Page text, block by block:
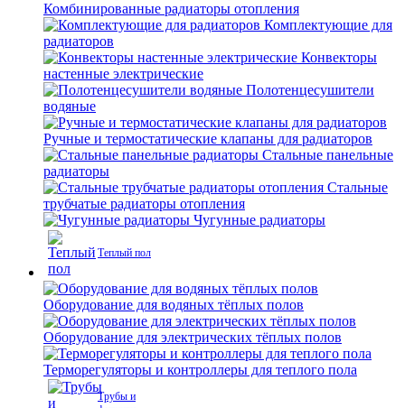
Комбинированные радиаторы отопления
Комплектующие для
радиаторов
Конвекторы
настенные электрические
Полотенцесушители
водяные
Ручные и термостатические клапаны для радиаторов
Стальные панельные
радиаторы
Стальные
трубчатые радиаторы отопления
Чугунные радиаторы
Теплый пол
Оборудование для водяных тёплых полов
Оборудование для электрических тёплых полов
Терморегуляторы и контроллеры для теплого пола
Трубы и